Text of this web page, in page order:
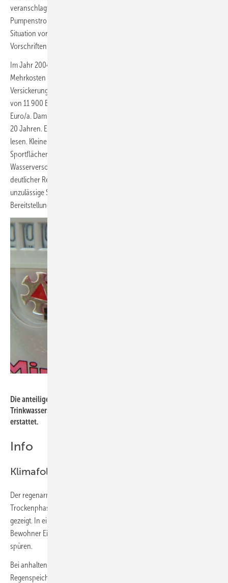
veranschlagt werden. Als weitere Betriebskosten kommt der
Pumpenstrom dazu. Die Einsparungen sind abhängig von der
Situation vor Ort: Wassergebühren, Niederschlagsgebühren,
Vorschriften gemäß Abwassersatzung, Baugenehmigung etc.
Im Jahr 2004 kalkulierten die Planer beim Nürnberger Stadion
Mehrkosten für die Regenwassernutzung gegenüber der reinen
Versickerung von 220 000 Euro, Einsparungen für Wassergebühren
von 11 900 Euro/a, abzüglich Wartungs- und Stromkosten von 1500
Euro/a. Damit ergab sich rechnerisch eine Amortisationszeit von etwa
20 Jahren. Ein Jahr später war in Publikationen von 10 Jahren zu
lesen. Kleine Vereine sollten sich vor einer Umstellung der
Sportflächenbewässerung von Trinkwasser auf Betriebswasser vom
Wasserversorgungsunternehmen bestätigen lassen, dass bei
deutlicher Reduzierung der bezogenen Trinkwassermenge keine
unzulässige Stagnation in der Zuleitung droht und keine
Bereitstellungsgebühr oder andere Zuschläge erhoben werden.
Die anteilige Abwassergebühr des für die Bewässerung genutzten
Trink­wassers wird vom Versorgungsunternehmen auf Antrag
erstattet.
Info
Klimafolgenanpassung
Der regenarme und heiße Sommer 2018 hat uns, mehr noch als die
Trockenphasen in den Jahren zuvor, die Grenzen der Sorglosigkeit
gezeigt. In einigen ländlichen Gebieten Niedersachsens bekamen die
Bewohner Einschränkungen bei der Trinkwasserversorgung zu
spüren.
Bei anhaltender Dürre sind nach einiger Zeit natürlich auch die
Regenspeicher leer. Doch Tatsache ist auch, dass konsequente